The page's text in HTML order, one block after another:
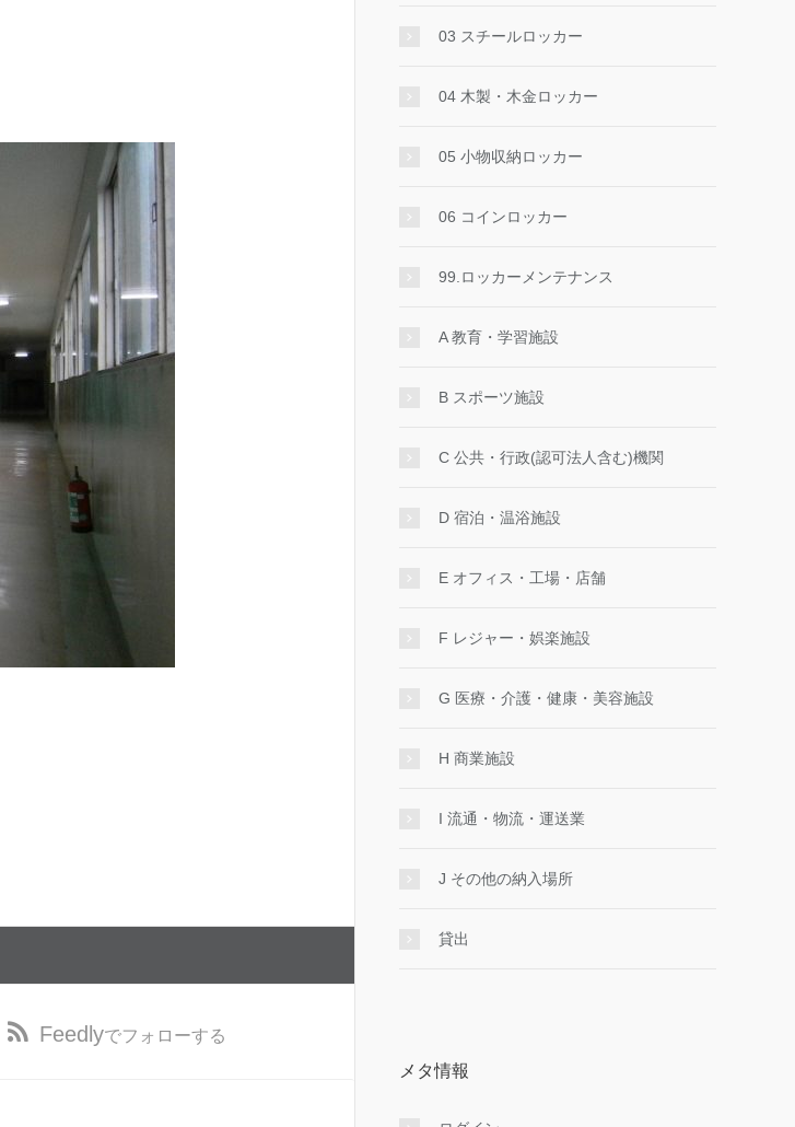
Feedlyでフォローする
03 スチールロッカー
04 木製・木金ロッカー
05 小物収納ロッカー
06 コインロッカー
99.ロッカーメンテナンス
A 教育・学習施設
B スポーツ施設
C 公共・行政(認可法人含む)機関
D 宿泊・温浴施設
E オフィス・工場・店舗
F レジャー・娯楽施設
G 医療・介護・健康・美容施設
H 商業施設
I 流通・物流・運送業
J その他の納入場所
貸出
メタ情報